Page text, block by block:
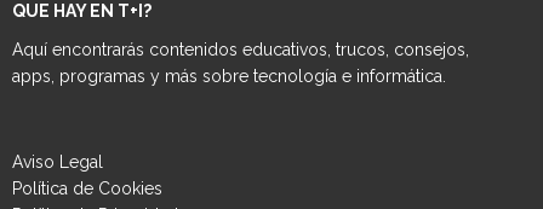
QUE HAY EN T+I?
Aquí encontrarás contenidos educativos, trucos, consejos,
apps, programas y más sobre tecnología e informática.
Aviso Legal
Política de Cookies